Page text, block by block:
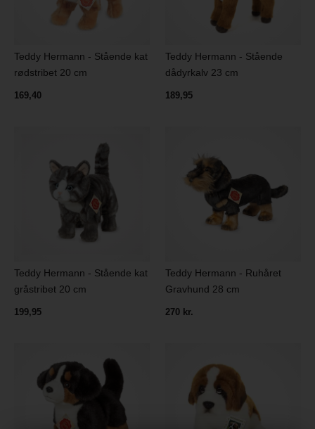
Teddy Hermann - Stående kat
rødstribet 20 cm
169,40
Teddy Hermann - Stående
dådyrkalv 23 cm
189,95
Teddy Hermann - Stående kat
gråstribet 20 cm
199,95
Teddy Hermann - Ruhåret
Gravhund 28 cm
270 kr.